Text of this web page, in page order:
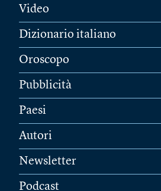
Video
Dizionario italiano
Oroscopo
Pubblicità
Paesi
Autori
Newsletter
Podcast